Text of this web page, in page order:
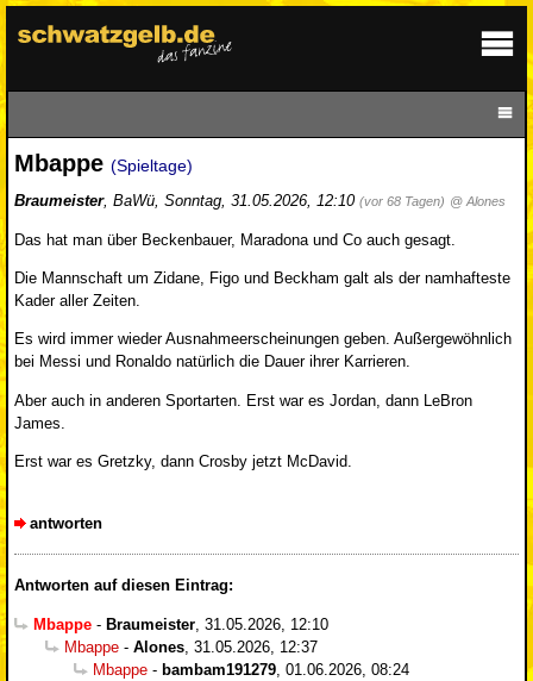
Mbappe (Spieltage)
Braumeister, BaWü, Sonntag, 31.05.2026, 12:10 (vor 68 Tagen) @ Alones
Das hat man über Beckenbauer, Maradona und Co auch gesagt.
Die Mannschaft um Zidane, Figo und Beckham galt als der namhafteste
Kader aller Zeiten.
Es wird immer wieder Ausnahmeerscheinungen geben. Außergewöhnlich
bei Messi und Ronaldo natürlich die Dauer ihrer Karrieren.
Aber auch in anderen Sportarten. Erst war es Jordan, dann LeBron
James.
Erst war es Gretzky, dann Crosby jetzt McDavid.
antworten
Antworten auf diesen Eintrag:
Mbappe - Braumeister 31.05.2026, 12:10
Mbappe - Alones 31.05.2026, 12:37
Mbappe - bambam191279 01.06.2026, 08:24